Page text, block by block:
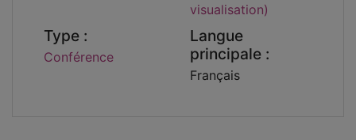
visualisation)
Type :
Conférence
Langue
principale :
Français